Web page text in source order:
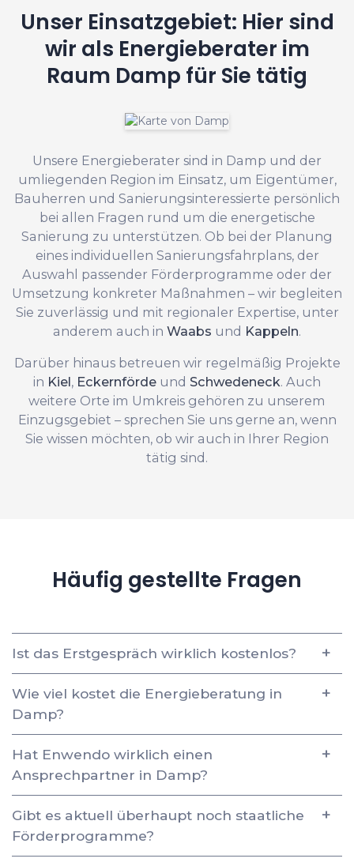
Unser Einsatzgebiet: Hier sind
wir als Energieberater im
Raum Damp für Sie tätig
Unsere Energieberater sind in Damp und der
umliegenden Region im Einsatz, um Eigentümer,
Bauherren und Sanierungsinteressierte persönlich
bei allen Fragen rund um die energetische
Sanierung zu unterstützen. Ob bei der Planung
eines individuellen Sanierungsfahrplans, der
Auswahl passender Förderprogramme oder der
Umsetzung konkreter Maßnahmen – wir begleiten
Sie zuverlässig und mit regionaler Expertise, unter
anderem auch in Waabs und Kappeln.
Darüber hinaus betreuen wir regelmäßig Projekte
in Kiel, Eckernförde und Schwedeneck. Auch
weitere Orte im Umkreis gehören zu unserem
Einzugsgebiet – sprechen Sie uns gerne an, wenn
Sie wissen möchten, ob wir auch in Ihrer Region
tätig sind.
Häufig gestellte Fragen
Ist das Erstgespräch wirklich kostenlos?
Wie viel kostet die Energieberatung in
Damp?
Hat Enwendo wirklich einen
Ansprechpartner in Damp?
Gibt es aktuell überhaupt noch staatliche
Förderprogramme?